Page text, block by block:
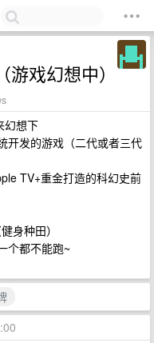
戏幻想中）
幻想下
开发的游戏（二代或者三代
TV+重金打造的科幻史前
身种田）
个都不能跑~